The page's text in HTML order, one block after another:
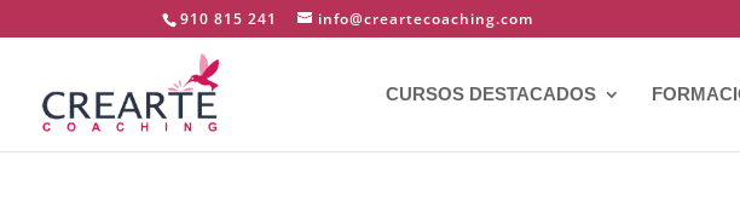
910 815 241 info@creartecoaching.com
CURSOS DESTACADOS